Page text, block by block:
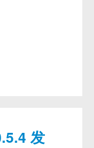
发